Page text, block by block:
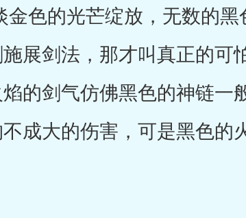
的光芒绽放，无数的黑
展剑法，那才叫真正的可
的剑气仿佛黑色的神链一
成大的伤害，可是黑色的